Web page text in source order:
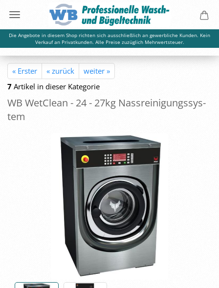
Die Angebote in diesem Shop richten sich ausschließlich an gewerbliche Kunden. Kein
Verkauf an Privatkunden. Alle Preise zuzüglich Mehrwertsteuer.
« Erster « zurück
weiter »
7 Artikel in dieser Kategorie
WB Wet­Clean - 24 - 27kg Nass­rei­ni­gungs­sys­
tem